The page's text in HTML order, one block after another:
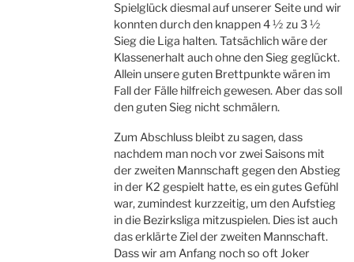
Spielglück diesmal auf unserer Seite und wir
konnten durch den knappen 4 ½ zu 3 ½
Sieg die Liga halten. Tatsächlich wäre der
Klassenerhalt auch ohne den Sieg geglückt.
Allein unsere guten Brettpunkte wären im
Fall der Fälle hilfreich gewesen. Aber das soll
den guten Sieg nicht schmälern.
Zum Abschluss bleibt zu sagen, dass
nachdem man noch vor zwei Saisons mit
der zweiten Mannschaft gegen den Abstieg
in der K2 gespielt hatte, es ein gutes Gefühl
war, zumindest kurzzeitig, um den Aufstieg
in die Bezirksliga mitzuspielen. Dies ist auch
das erklärte Ziel der zweiten Mannschaft.
Dass wir am Anfang noch so oft Joker